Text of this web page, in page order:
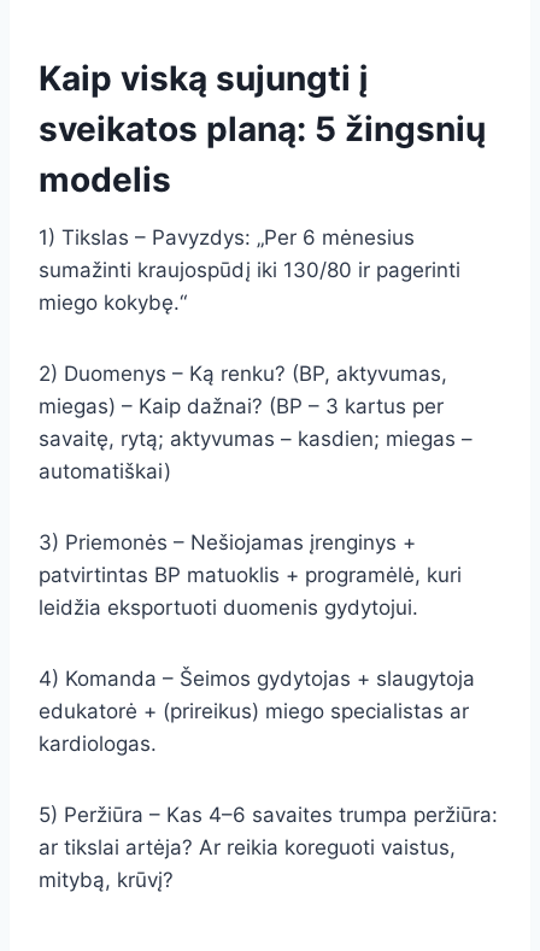
Kaip viską sujungti į
sveikatos planą: 5 žingsnių
modelis
1) Tikslas – Pavyzdys: „Per 6 mėnesius
sumažinti kraujospūdį iki 130/80 ir pagerinti
miego kokybę.“
2) Duomenys – Ką renku? (BP, aktyvumas,
miegas) – Kaip dažnai? (BP – 3 kartus per
savaitę, rytą; aktyvumas – kasdien; miegas –
automatiškai)
3) Priemonės – Nešiojamas įrenginys +
patvirtintas BP matuoklis + programėlė, kuri
leidžia eksportuoti duomenis gydytojui.
4) Komanda – Šeimos gydytojas + slaugytoja
edukatorė + (prireikus) miego specialistas ar
kardiologas.
5) Peržiūra – Kas 4–6 savaites trumpa peržiūra:
ar tikslai artėja? Ar reikia koreguoti vaistus,
mitybą, krūvį?